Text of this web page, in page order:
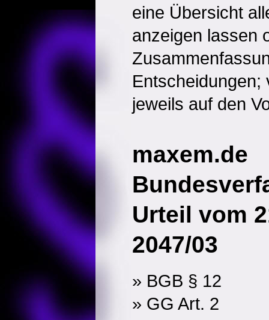
eine Übersicht
anzeigen lassen
Entscheidungen;
jeweils auf den
maxem.de
Urteil vom
2047/03
» BGB § 12
» GG Art. 2